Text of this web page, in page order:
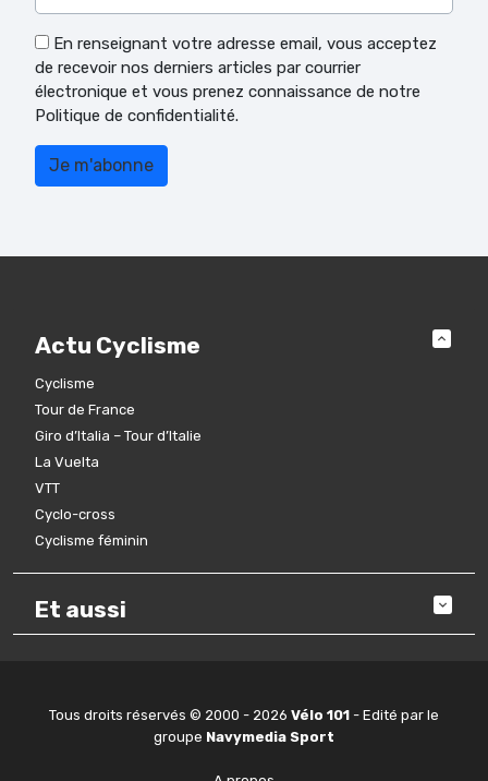
En renseignant votre adresse email, vous acceptez
de recevoir nos derniers articles par courrier
électronique et vous prenez connaissance de notre
Politique de confidentialité.
Actu Cyclisme
Cyclisme
Tour de France
Giro d’Italia – Tour d’Italie
La Vuelta
VTT
Cyclo-cross
Cyclisme féminin
Et aussi
Tous droits réservés © 2000 - 2026 Vélo 101 - Edité par le
groupe Navymedia Sport